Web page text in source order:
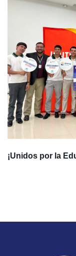
¡Unidos por la